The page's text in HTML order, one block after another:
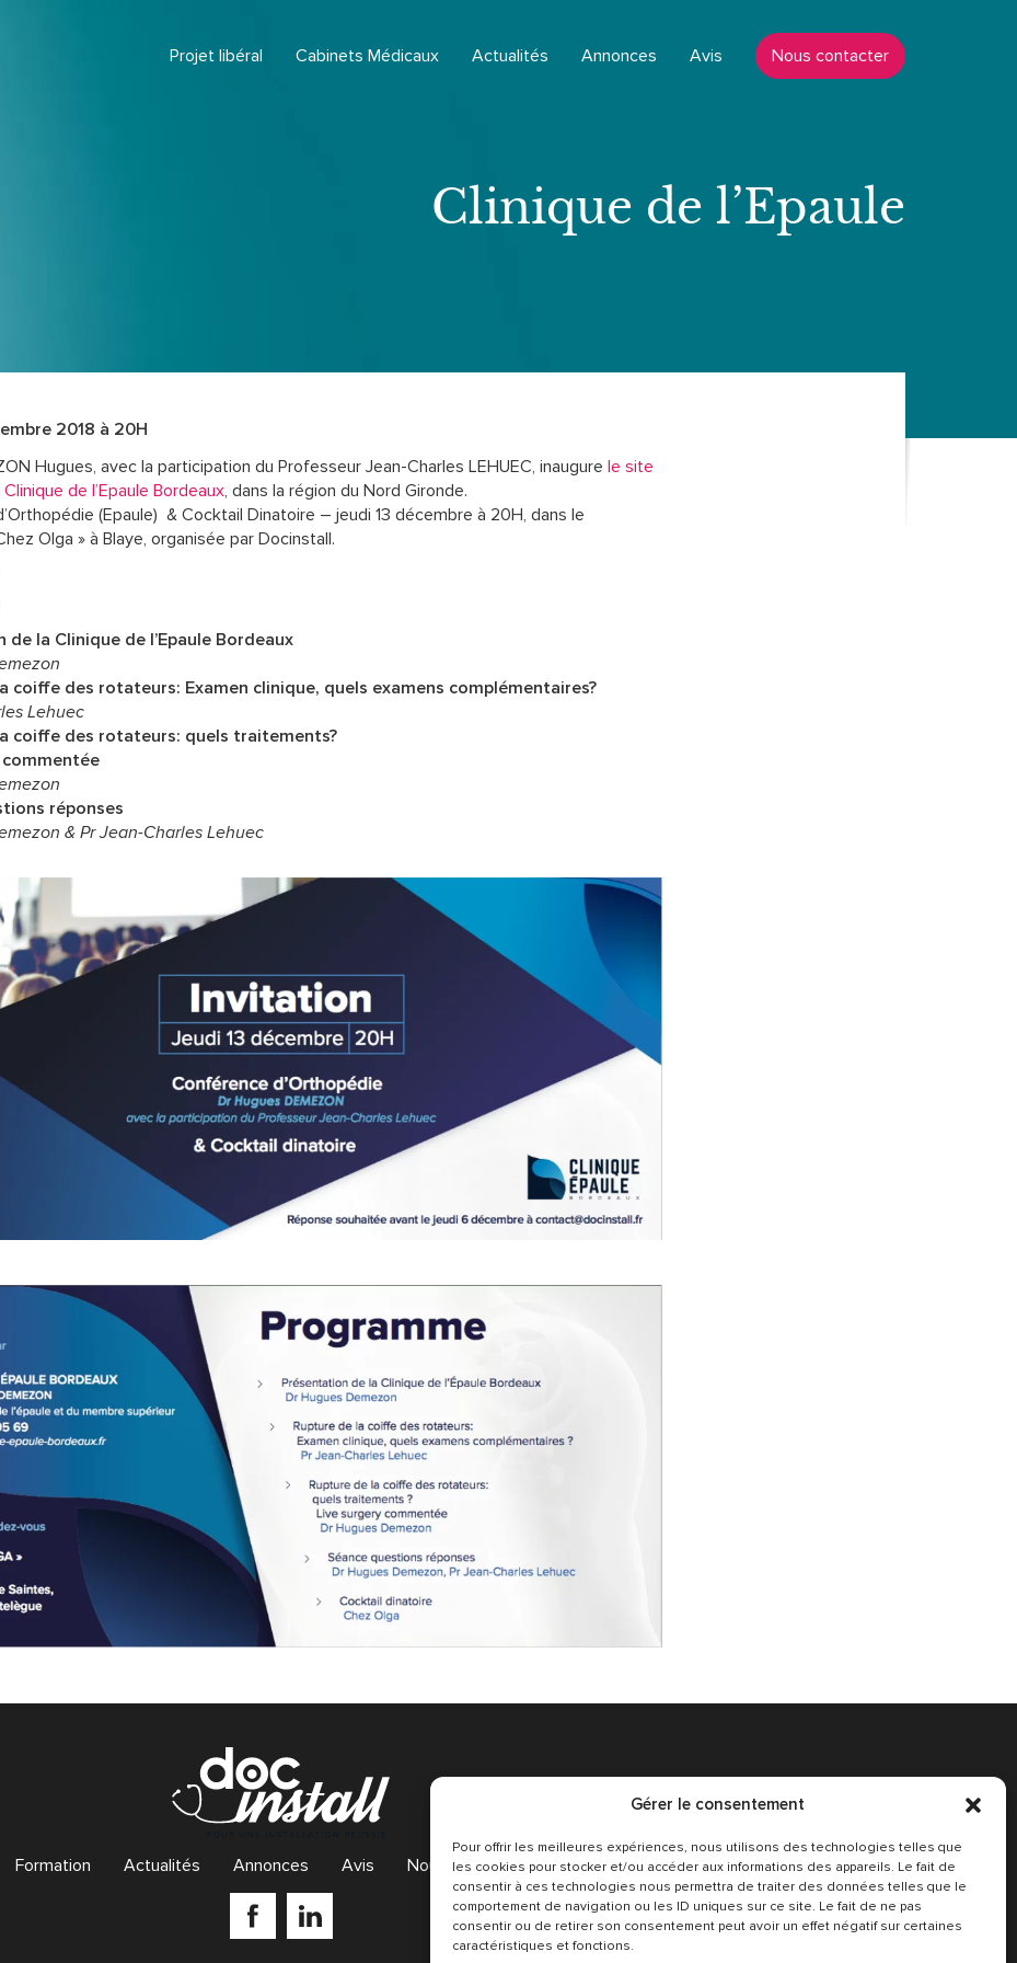
Gérer le consentement
Pour offrir les meilleures expériences, nous utilisons des technologies telles que
les cookies pour stocker et/ou accéder aux informations des appareils. Le fait de
consentir à ces technologies nous permettra de traiter des données telles que le
comportement de navigation ou les ID uniques sur ce site. Le fait de ne pas
consentir ou de retirer son consentement peut avoir un effet négatif sur certaines
caractéristiques et fonctions.
Projet libéral Cabinets Médicaux Actualités Annonces Avis Nous contacter
Clinique de l’Epaule
2018 à 20H
Hugues, avec la participation du Professeur Jean-Charles LEHUEC, inaugure le site
de l’Epaule Bordeaux, dans la région du Nord Gironde.
(Epaule) & Cocktail Dinatoire – jeudi 13 décembre à 20H, dans le
Olga » à Blaye, organisée par Docinstall.
de la Clinique de l’Epaule Bordeaux
coiffe des rotateurs: Examen clinique, quels examens complémentaires?
Lehuec
coiffe des rotateurs: quels traitements?
réponses
& Pr Jean-Charles Lehuec
Formation Actualités Annonces Avis Nous contacter Conditions Générales